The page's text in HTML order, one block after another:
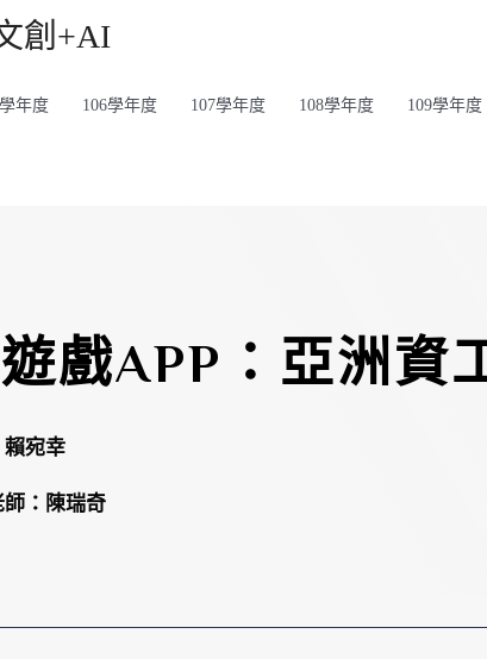
創+AI
年度 106學年度 107學年度 108學年度 109學年度
遊戲APP：亞洲資
宛幸
：陳瑞奇